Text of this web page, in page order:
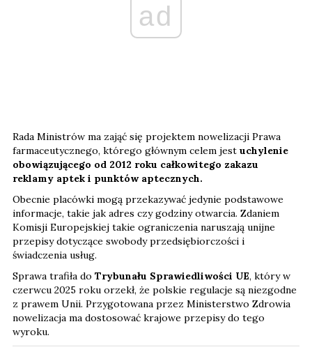
ad
Rada Ministrów ma zająć się projektem nowelizacji Prawa
farmaceutycznego, którego głównym celem jest uchylenie
obowiązującego od 2012 roku całkowitego zakazu
reklamy aptek i punktów aptecznych.
Obecnie placówki mogą przekazywać jedynie podstawowe
informacje, takie jak adres czy godziny otwarcia. Zdaniem
Komisji Europejskiej takie ograniczenia naruszają unijne
przepisy dotyczące swobody przedsiębiorczości i
świadczenia usług.
Sprawa trafiła do Trybunału Sprawiedliwości UE, który w
czerwcu 2025 roku orzekł, że polskie regulacje są niezgodne
z prawem Unii. Przygotowana przez Ministerstwo Zdrowia
nowelizacja ma dostosować krajowe przepisy do tego
wyroku.